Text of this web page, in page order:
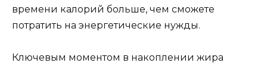
времени калорий больше, чем сможете
потратить на энергетические нужды.
Ключевым моментом в накоплении жира